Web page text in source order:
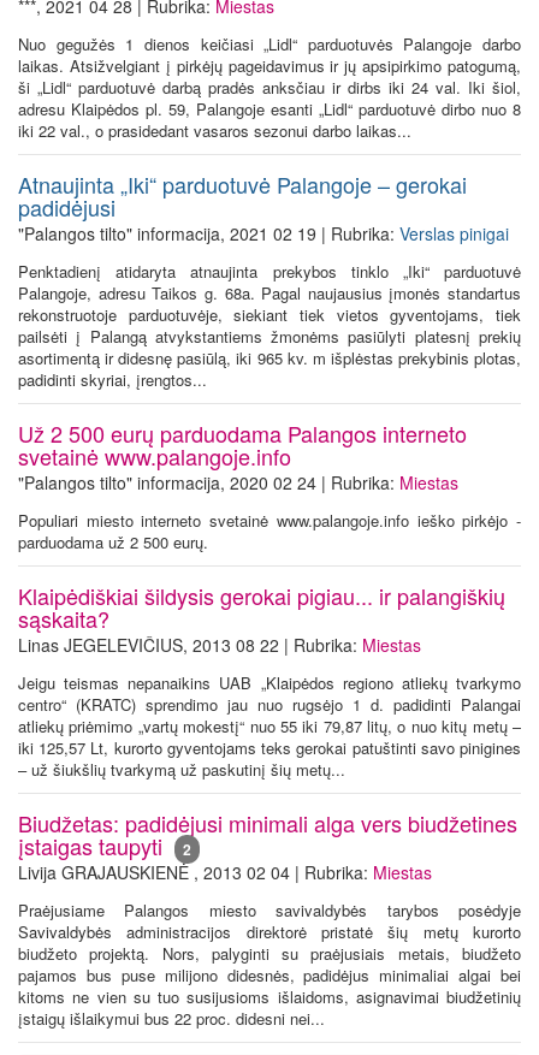
***, 2021 04 28 | Rubrika: Miestas
Nuo gegužės 1 dienos keičiasi „Lidl“ parduotuvės Palangoje darbo
laikas. Atsižvelgiant į pirkėjų pageidavimus ir jų apsipirkimo patogumą,
ši „Lidl“ parduotuvė darbą pradės anksčiau ir dirbs iki 24 val. Iki šiol,
adresu Klaipėdos pl. 59, Palangoje esanti „Lidl“ parduotuvė dirbo nuo 8
iki 22 val., o prasidedant vasaros sezonui darbo laikas...
Atnaujinta „Iki“ parduotuvė Palangoje – gerokai
padidėjusi
"Palangos tilto" informacija, 2021 02 19 | Rubrika: Verslas pinigai
Penktadienį atidaryta atnaujinta prekybos tinklo „Iki“ parduotuvė
Palangoje, adresu Taikos g. 68a. Pagal naujausius įmonės standartus
rekonstruotoje parduotuvėje, siekiant tiek vietos gyventojams, tiek
pailsėti į Palangą atvykstantiems žmonėms pasiūlyti platesnį prekių
asortimentą ir didesnę pasiūlą, iki 965 kv. m išplėstas prekybinis plotas,
padidinti skyriai, įrengtos...
Už 2 500 eurų parduodama Palangos interneto
svetainė www.palangoje.info
"Palangos tilto" informacija, 2020 02 24 | Rubrika: Miestas
Populiari miesto interneto svetainė www.palangoje.info ieško pirkėjo -
parduodama už 2 500 eurų.
Klaipėdiškiai šildysis gerokai pigiau... ir palangiškių
sąskaita?
Linas JEGELEVIČIUS, 2013 08 22 | Rubrika: Miestas
Jeigu teismas nepanaikins UAB „Klaipėdos regiono atliekų tvarkymo
centro“ (KRATC) sprendimo jau nuo rugsėjo 1 d. padidinti Palangai
atliekų priėmimo „vartų mokestį“ nuo 55 iki 79,87 litų, o nuo kitų metų –
iki 125,57 Lt, kurorto gyventojams teks gerokai patuštinti savo pinigines
– už šiukšlių tvarkymą už paskutinį šių metų...
Biudžetas: padidėjusi minimali alga vers biudžetines
įstaigas taupyti 2
Livija GRAJAUSKIENĖ , 2013 02 04 | Rubrika: Miestas
Praėjusiame Palangos miesto savivaldybės tarybos posėdyje
Savivaldybės administracijos direktorė pristatė šių metų kurorto
biudžeto projektą. Nors, palyginti su praėjusiais metais, biudžeto
pajamos bus puse milijono didesnės, padidėjus minimaliai algai bei
kitoms ne vien su tuo susijusioms išlaidoms, asignavimai biudžetinių
įstaigų išlaikymui bus 22 proc. didesni nei...